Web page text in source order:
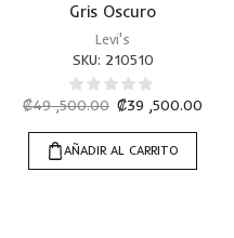
Gris Oscuro
Levi's
SKU: 210510
₡49 ,500.00 ₡39 ,500.00
AÑADIR AL CARRITO